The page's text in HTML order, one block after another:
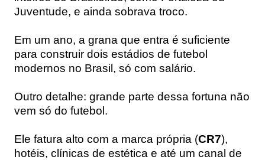
Juventude, e ainda sobrava troco.
Em um ano, a grana que entra é suficiente
para construir dois estádios de futebol
modernos no Brasil, só com salário.
Outro detalhe: grande parte dessa fortuna não
vem só do futebol.
Ele fatura alto com a marca própria (CR7),
hotéis, clínicas de estética e até um canal de